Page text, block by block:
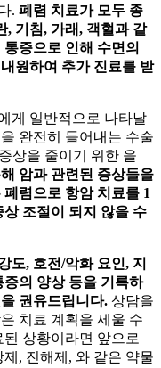
. 폐렴 치료가 모두 종
, 기침, 가래, 객혈과 같
증으로 인해 수면의
원하여 추가 진료를 받
게 일반적으로 나타날
을 완전히 들어내는 수술
상을 줄이기 위한 을
암과 관련된 증상들을
렴으로 항암 치료를 1
조절이 되지 않을 수
도, 호전/악화 요인, 지
의 양상 등을 기록하
권유드립니다. 상담을
치료 계획을 세울 수
상황이라면 앞으로
, 진해제, 와 같은 약물